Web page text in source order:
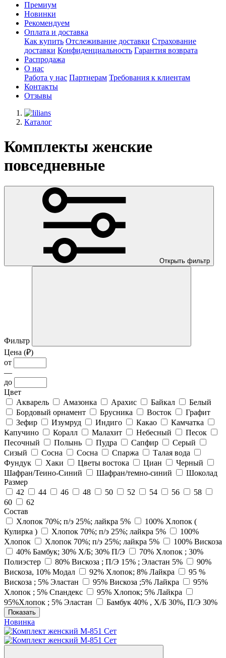
Премиум
Новинки
Рекомендуем
Оплата и доставка
Как купить Отслеживание доставки Страхование
доставки Конфиденциальность Гарантия возврата
Распродажа
О нас
Работа у нас Партнерам Требования к клиентам
Контакты
Отзывы
Каталог
Комплекты женские
повседневные
Открыть фильтр
Фильтр
Цена (₽)
от
—
до
Цвет
Акварель
Амазонка Арахис Байкал
Белый
Бордовый орнамент
Брусника Восток
Графит
Зефир
Изумруд Индиго Какао
Камчатка
Капучино
Коралл Малахит Небесный
Песок
Песочный
Полынь Пудра Сапфир
Серый
Сизый
Сосна Сосна Спаржа
Талая вода
Фундук
Хаки Цветы востока Циан
Черный
Шафран/Теино-Синий
Шафран/темно-синий
Шоколад
Размер
42
44 46 48 50 52 54 56
58
60
62
Состав
Хлопок 70%; п/э 25%; лайкра 5%
100% Хлопок (
Кулирка )
Хлопок 70%; п/э 25%; лайкра 5%
100%
Хлопок
Хлопок 70%; п/э 25%; лайкра 5%
100% Вискоза
40% Бамбук; 30% Х/Б; 30% П/Э
70% Хлопок ; 30%
Полиэстер
80% Вискоза ; П/Э 15% ; Эластан 5%
90%
Вискоза, 10% Модал
92% Хлопок; 8% Лайкра
95 %
Вискоза ; 5% Эластан
95% Вискоза ;5% Лайкра
95%
Хлопок ; 5% Спандекс
95% Хлопок; 5% Лайкра
95%Хлопок ; 5% Эластан
Бамбук 40% , Х/Б 30%, П/Э 30%
Показать
Новинка